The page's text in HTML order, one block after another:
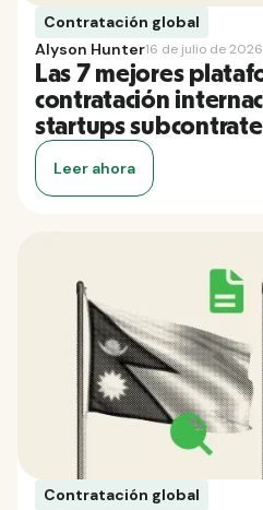
Contratación global
Alyson Hunter16 de julio de 2026
Las 7 mejores
contratación
startups
Leer ahora
Contratación global